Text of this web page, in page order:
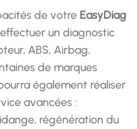
de votre EasyDiag
un diagnostic
ABS, Airbag,
de marques
également réaliser
avancées :
régénération du